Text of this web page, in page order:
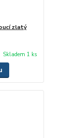
zlatý
Skladem 1 ks